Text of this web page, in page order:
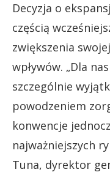
Decyzja o
częścią
zwiększenia
wpływów. „Dla
szczególnie
powodzeniem
konwencje
najważniejszych
Tuna, dyrektor